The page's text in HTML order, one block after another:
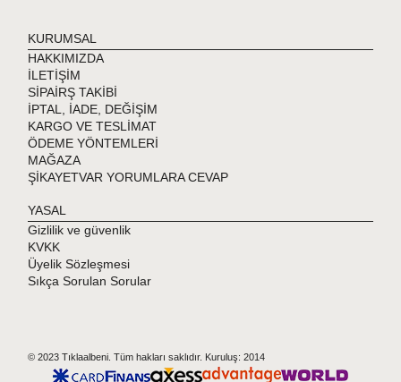
KURUMSAL
HAKKIMIZDA
İLETİŞİM
SİPAİRŞ TAKİBİ
İPTAL, İADE, DEĞİŞİM
KARGO VE TESLİMAT
ÖDEME YÖNTEMLERİ
MAĞAZA
ŞİKAYETVAR YORUMLARA CEVAP
YASAL
Gizlilik ve güvenlik
KVKK
Üyelik Sözleşmesi
Sıkça Sorulan Sorular
© 2023 Tıklaalbeni. Tüm hakları saklıdır. Kuruluş: 2014